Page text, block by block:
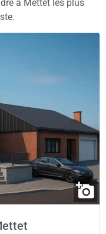
à Mettet les plus